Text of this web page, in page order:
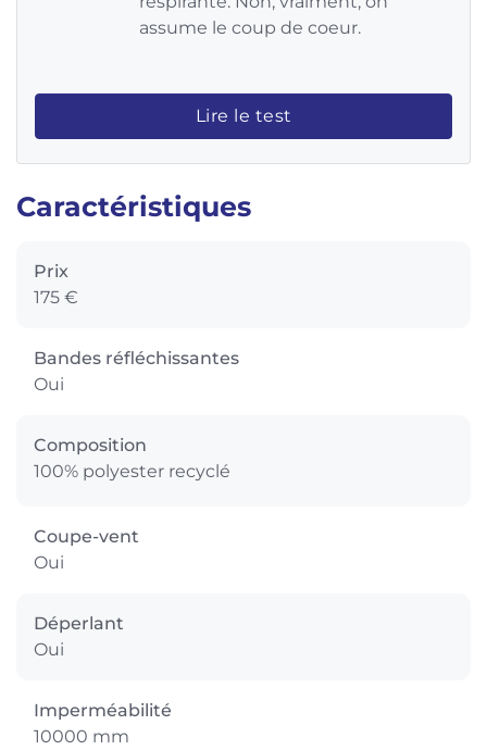
assume le coup de coeur.
Lire le test
Caractéristiques
Prix
175 €
Bandes réfléchissantes
Oui
Composition
100% polyester recyclé
Coupe-vent
Oui
Déperlant
Oui
Imperméabilité
10000 mm